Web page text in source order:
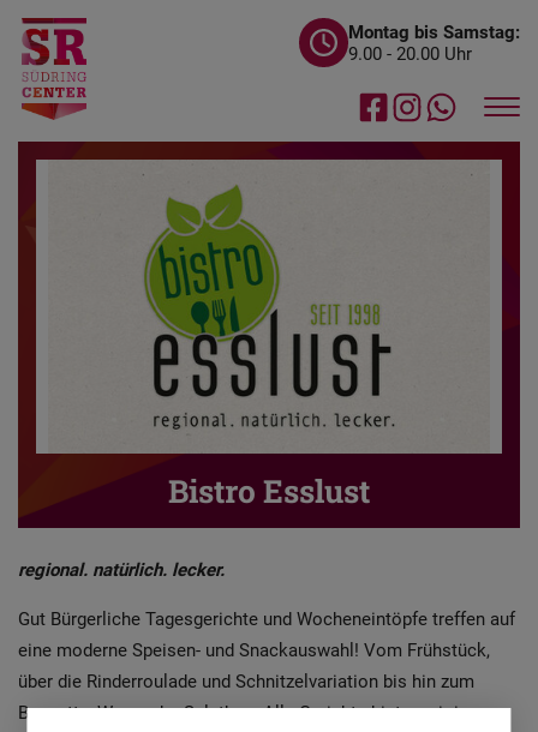
Montag bis Samstag:
9.00 - 20.00 Uhr
Bistro Esslust
regional. natürlich. lecker.
Gut Bürgerliche Tagesgerichte und Wocheneintöpfe treffen auf
eine moderne Speisen- und Snackauswahl! Vom Frühstück,
über die Rinderroulade und Schnitzelvariation bis hin zum
Baguette, Wrap oder Salatbox. Alle Gerichte bieten wir in